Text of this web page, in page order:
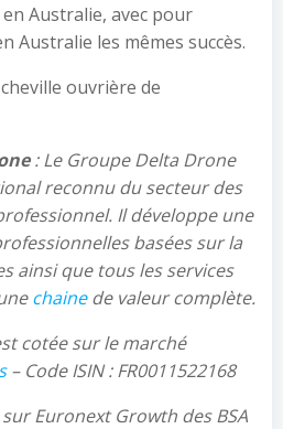
Australie, avec pour
Australie les mêmes succès.
ouvrière de
: Le Groupe Delta Drone
reconnu du secteur des
Il développe une
basées sur la
ainsi que tous les services
chainede valeur complète.
cotée sur le marché
– Code ISIN : FR0011522168
EuronextGrowth desBSA